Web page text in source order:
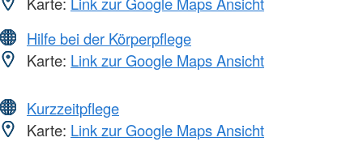
Hilfe bei der Körperpflege
Karte: Link zur Google Maps Ansicht
Kurzzeitpflege
Karte: Link zur Google Maps Ansicht